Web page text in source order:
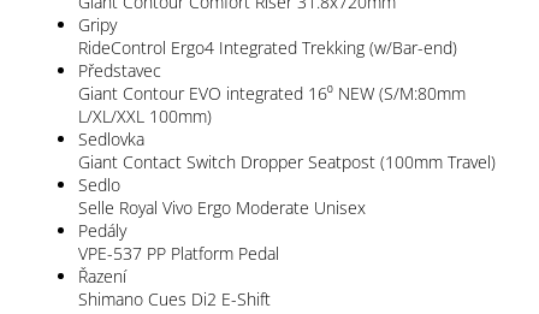
Gripy
RideControl Ergo4 Integrated Trekking (w/Bar-end)
Představec
Giant Contour EVO integrated 16⁰ NEW (S/M:80mm
L/XL/XXL 100mm)
Sedlovka
Giant Contact Switch Dropper Seatpost (100mm Travel)
Sedlo
Selle Royal Vivo Ergo Moderate Unisex
Pedály
VPE-537 PP Platform Pedal
Řazení
Shimano Cues Di2 E-Shift